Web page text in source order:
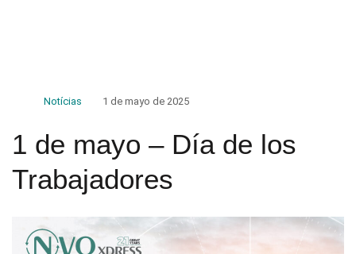
Notícias 1 de mayo de 2025
1 de mayo – Día de los
Trabajadores